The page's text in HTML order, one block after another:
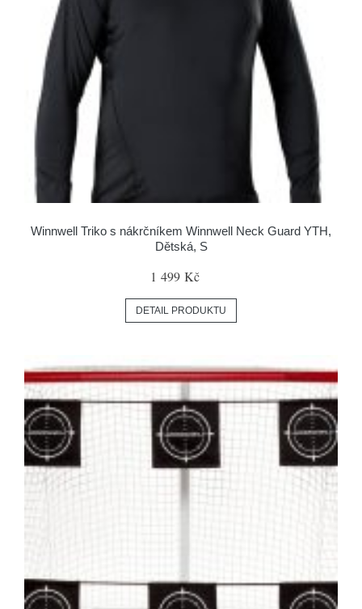
Winnwell Triko s nákrčníkem Winnwell Neck Guard YTH,
Dětská, S
1 499 Kč
DETAIL PRODUKTU